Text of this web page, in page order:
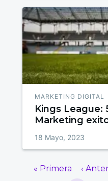
MARKETING DIGITAL
Kings League:
Marketing
18 Mayo, 2023
« Primera ‹